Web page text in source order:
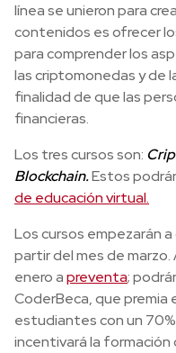
línea se unieron para
contenidos esofrecer
para comprender los
las criptomonedas y de
finalidad de que las
financieras.
Los tres cursos son:
Blockchain.Estos
de educación virtual.
Los cursos empezarán
partir del mes de marzo.
enero apreventa;
CoderBeca, que premia
estudiantes con un
incentivará la